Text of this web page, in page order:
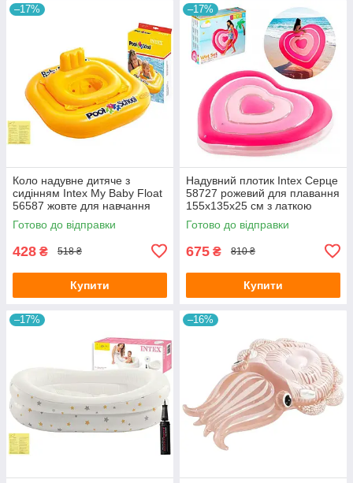
–17%
Коло надувне дитяче з
сидінням Intex My Baby Float
56587 жовте для навчання
плаванню малюків від 1-2
років з латкою 79х79 см
Готово до відправки
428 ₴ 518 ₴
Купити
–17%
Надувний плотик Intex Серце
58727 рожевий для плавання
155х135х25 см з латкою
Готово до відправки
675 ₴ 810 ₴
Купити
–17% –16%